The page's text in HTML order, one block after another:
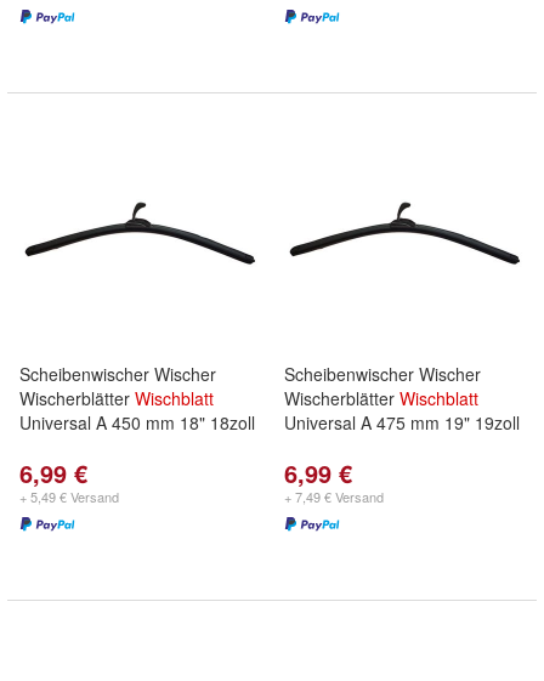
Scheibenwischer Wischer
Wischerblätter Wischblatt
Universal A 450 mm 18" 18zoll
6,99 €
+ 5,49 € Versand
Scheibenwischer Wischer
Wischerblätter Wischblatt
Universal A 475 mm 19" 19zoll
6,99 €
+ 7,49 € Versand